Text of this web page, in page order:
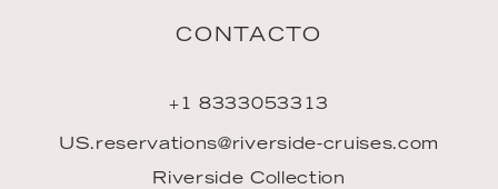
CONTACTO
+1 8333053313
US.reservations@riverside-cruises.com
Riverside Collection